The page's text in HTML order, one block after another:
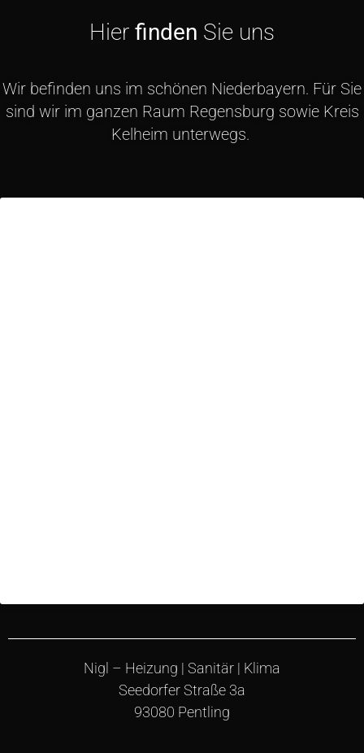
Hier finden Sie uns
Wir befinden uns im schönen Niederbayern. Für Sie
sind wir im ganzen Raum Regensburg sowie Kreis
Kelheim unterwegs.
Nigl – Heizung | Sanitär | Klima
Seedorfer Straße 3a
93080 Pentling